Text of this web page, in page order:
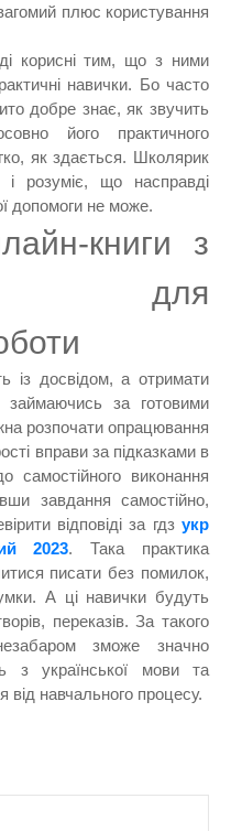
плюс користування
корисні тим, що з ними
навички. Бо часто
добре знає, як звучить
його практичного
як здається. Школярик
і розуміє, що насправді
допомоги не може.
книги з
для
із досвідом, а отримати
за готовими
розпочати опрацювання
вправи за підказками в
самостійного виконання
завдання самостійно,
відповіді за гдз укр
2023. Така практика
писати без помилок,
А ці навички будуть
переказів. За такого
зможе значно
з української мови та
від навчального процесу.